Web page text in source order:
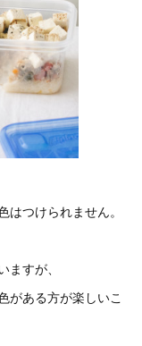
はつけられません。
すが、
がある方が楽しいこ